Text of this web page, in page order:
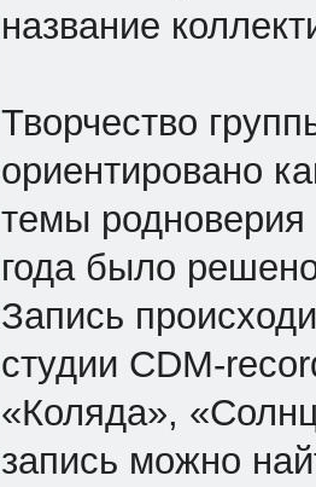
название
Творчество
ориентировано
темы
года было
Запись
студии CDM-
«Коляда»,
запись можно